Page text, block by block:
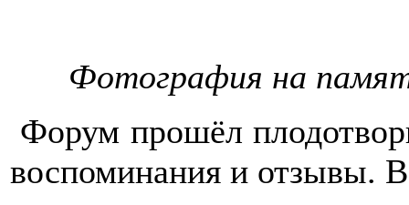
Фотография на
Форум прошёл
воспоминания и отзывы.